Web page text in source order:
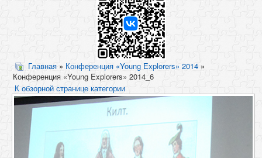
Главная » Конференция «Young Explorers» 2014 »
Конференция «Young Explorers» 2014_6
К обзорной странице категории